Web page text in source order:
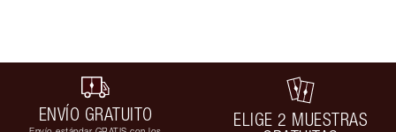
ENVÍO GRATUITO
ELIGE 2 MUESTRAS